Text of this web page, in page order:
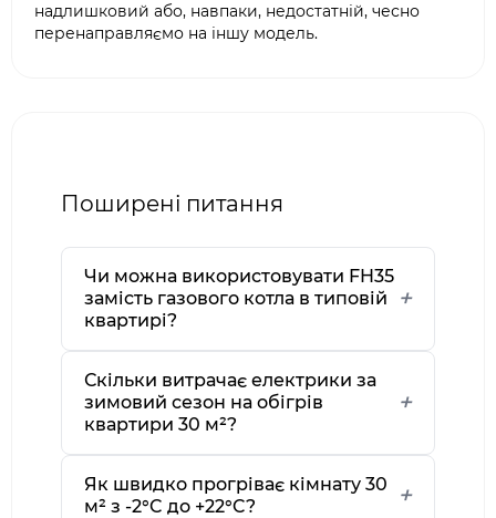
надлишковий або, навпаки, недостатній, чесно
перенаправляємо на іншу модель.
Поширені питання
Чи можна використовувати FH35
замість газового котла в типовій
квартирі?
Скільки витрачає електрики за
зимовий сезон на обігрів
квартири 30 м²?
Як швидко прогріває кімнату 30
м² з -2°C до +22°C?